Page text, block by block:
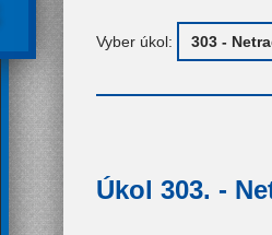
Vyber úkol:
Úkol 303. -